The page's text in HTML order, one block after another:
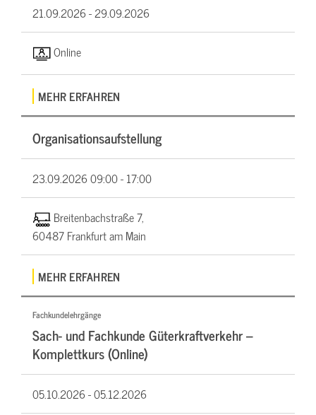
21.09.2026 -29.09.2026
Online
MEHR ERFAHREN
Organisationsaufstellung
23.09.202609:00 - 17:00
Breitenbachstraße 7,
60487 Frankfurt am Main
MEHR ERFAHREN
Fachkundelehrgänge
Sach- und Fachkunde Güterkraftverkehr –
Komplettkurs (Online)
05.10.2026 -05.12.2026